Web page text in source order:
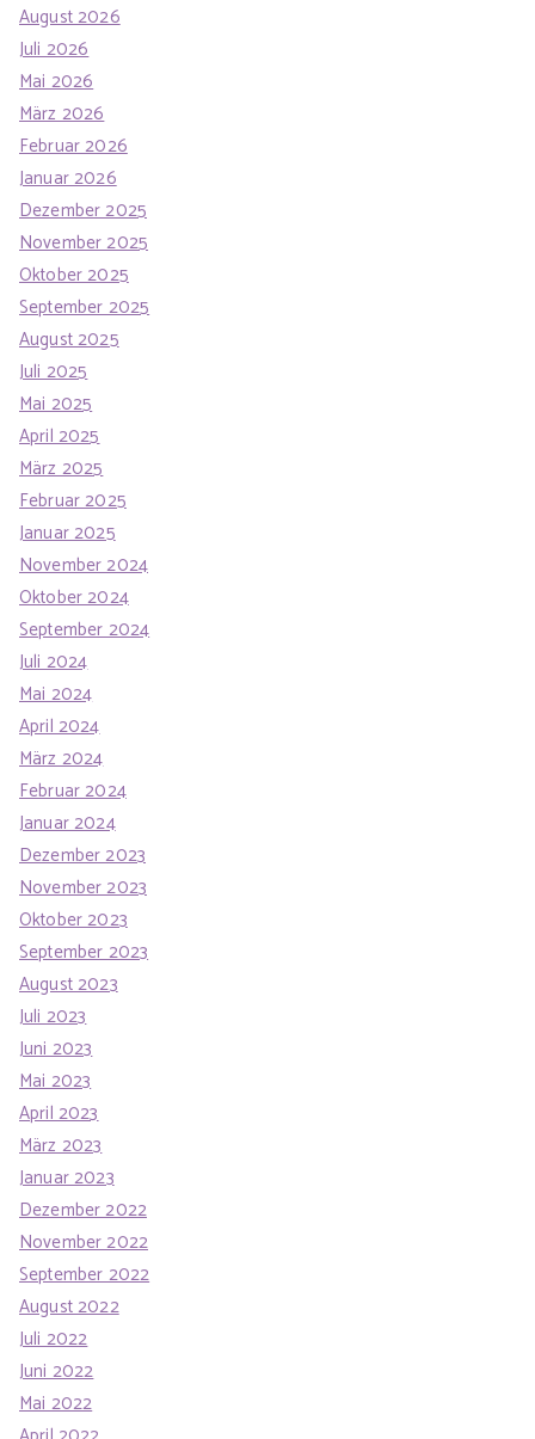
August 2026
Juli 2026
Mai 2026
März 2026
Februar 2026
Januar 2026
Dezember 2025
November 2025
Oktober 2025
September 2025
August 2025
Juli 2025
Mai 2025
April 2025
März 2025
Februar 2025
Januar 2025
November 2024
Oktober 2024
September 2024
Juli 2024
Mai 2024
April 2024
März 2024
Februar 2024
Januar 2024
Dezember 2023
November 2023
Oktober 2023
September 2023
August 2023
Juli 2023
Juni 2023
Mai 2023
April 2023
März 2023
Januar 2023
Dezember 2022
November 2022
September 2022
August 2022
Juli 2022
Juni 2022
Mai 2022